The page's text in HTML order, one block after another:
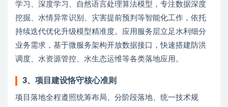
学习、深度学习、自然语言处理算法模型，专注数据深度
挖掘、水情异常识别、灾害提前预判等智能化工作，依托
持续迭代优化升级模型精准度。应用服务层立足水利细分
业务需求，基于微服务架构开放数据接口，快速搭建防洪
调度、水资源管控、水生态运维等各类落地应用。
3、项目建设恪守核心准则
项目落地全程遵照统筹布局、分阶段落地、统一技术规